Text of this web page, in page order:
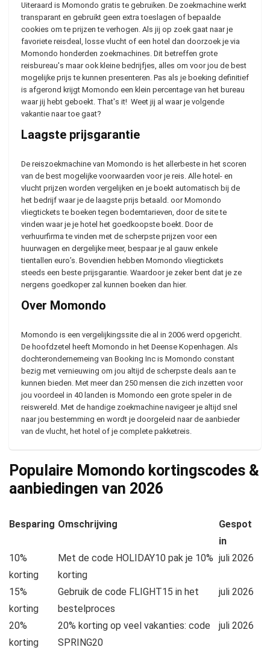
Uiteraard is Momondo gratis te gebruiken. De zoekmachine werkt
transparant en gebruikt geen extra toeslagen of bepaalde
cookies om te prijzen te verhogen. Als jij op zoek gaat naar je
favoriete reisdeal, losse vlucht of een hotel dan doorzoek je via
Momondo honderden zoekmachines. Dit betreffen grote
reisbureau's maar ook kleine bedrijfjes, alles om voor jou de best
mogelijke prijs te kunnen presenteren. Pas als je boeking definitief
is afgerond krijgt Momondo een klein percentage van het bureau
waar jij hebt geboekt. That's it! Weet jij al waar je volgende
vakantie naar toe gaat?
Laagste prijsgarantie
De reiszoekmachine van Momondo is het allerbeste in het scoren
van de best mogelijke voorwaarden voor je reis. Alle hotel- en
vlucht prijzen worden vergelijken en je boekt automatisch bij de
het bedrijf waar je de laagste prijs betaald. oor Momondo
vliegtickets te boeken tegen bodemtarieven, door de site te
vinden waar je je hotel het goedkoopste boekt. Door de
verhuurfirma te vinden met de scherpste prijzen voor een
huurwagen en dergelijke meer, bespaar je al gauw enkele
tientallen euro’s. Bovendien hebben Momondo vliegtickets
steeds een beste prijsgarantie. Waardoor je zeker bent dat je ze
nergens goedkoper zal kunnen boeken dan hier.
Over Momondo
Momondo is een vergelijkingssite die al in 2006 werd opgericht.
De hoofdzetel heeft Momondo in het Deense Kopenhagen. Als
dochterondernemeing van Booking Inc is Momondo constant
bezig met vernieuwing om jou altijd de scherpste deals aan te
kunnen bieden. Met meer dan 250 mensen die zich inzetten voor
jou voordeel in 40 landen is Momondo een grote speler in de
reiswereld. Met de handige zoekmachine navigeer je altijd snel
naar jou bestemming en wordt je doorgeleid naar de aanbieder
van de vlucht, het hotel of je complete pakketreis.
Populaire Momondo kortingscodes &
aanbiedingen van 2026
Besparing Omschrijving
Gespot
in
10%
korting
Met de code HOLIDAY10 pak je 10%
korting
juli 2026
15%
korting
Gebruik de code FLIGHT15 in het
bestelproces
juli 2026
20%
korting
20% korting op veel vakanties: code
SPRING20
juli 2026